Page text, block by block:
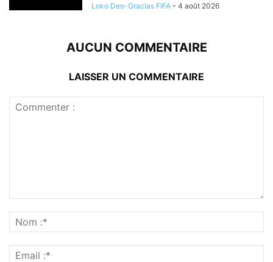
Loko Deo-Gracias FIFA - 4 août 2026
AUCUN COMMENTAIRE
LAISSER UN COMMENTAIRE